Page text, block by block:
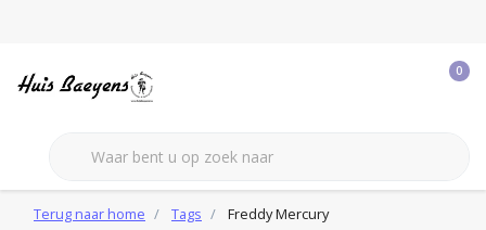
0
Terug naar home Tags Freddy Mercury